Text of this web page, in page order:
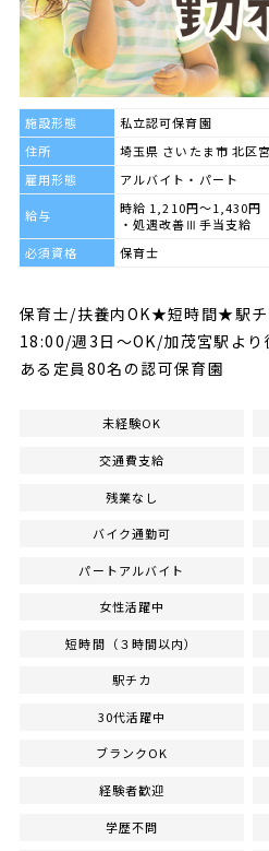
施設形態
私立認可保育園
住所
埼玉県 さいたま市 北区
雇用形態
アルバイト・パート
給与
時給 1,210円～1,430円
・処遇改善Ⅲ手当支給
必須資格
保育士
保育士/扶養内OK★短時間★駅
18:00/週3日～OK/加茂宮駅よ
ある定員80名の認可保育園
未経験OK
交通費支給
残業なし
バイク通勤可
パートアルバイト
女性活躍中
短時間（３時間以内）
駅チカ
30代活躍中
ブランクOK
経験者歓迎
学歴不問